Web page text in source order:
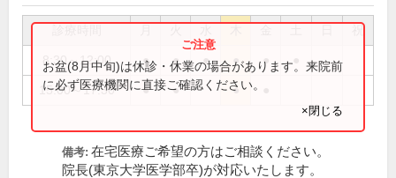
祝
8:30～12:00 ● ● ● ● ●
15:00～17:30 ● ● ●
お盆(8月中旬)は休診・休業の場合があります。来院前
に必ず医療機関に直接ご確認ください。
×閉じる
備考: 在宅医療ご希望の方はご相談ください。
院長(東京大学医学部卒)が対応いたします。